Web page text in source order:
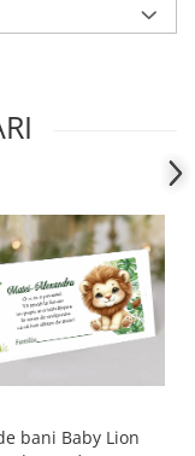
bani Baby Lion